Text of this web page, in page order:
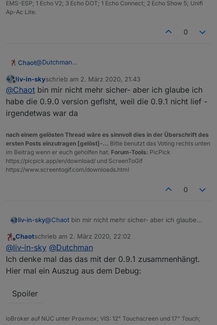
EMS-ESP; 1 Echo V2; 3 Echo DOT; 1 Echo Connect; 2 Echo Show 5; Unifi
Ap-Ac Lite.
0
Chaot@Dutchman
nicht das ganze log voll haben wollte.
Aktuell sieht es nach dem Start so aus:
wled.0	2020-03-02 21:59:49.421	error
wled.0	2020-03-02 21:59:18.699	error
wled.0	2020-03-02 21:58:26.858	error
wled.0	2020-03-02 21:58:12.896	error
wled.0	2020-03-02 21:57:44.763	info	(9307)
wled.0	2020-03-02 21:57:44.676	error
wled.0	2020-03-02 21:57:44.670	error
wled.0	2020-03-02 21:57:44.634	info	(9307)
wled.0	2020-03-02 21:57:44.633	info	(9307)
wled.0	2020-03-02 21:57:44.629	info	(9307)
wled.0	2020-03-02 21:57:44.606	info	(9307)
Adapter ist gün und alle aktiven Controler sind
Offline
liv-in-skyschrieb am 2. März 2020, 21:43
zuletzt editiert von
@Chaot bin mir nicht mehr sicher- aber ich glaube ich
habe die 0.9.0 version geflsht, weil die 0.9.1 nicht lief -
irgendetwas war da
nach einem gelösten Thread wäre es sinnvoll dies in der Überschrift des
ersten Posts einzutragen [gelöst]-... Bitte benutzt das Voting rechts unten
im Beitrag wenn er euch geholfen hat. Forum-Tools: PicPick
https://picpick.app/en/download/ und ScreenToGif
https://www.screentogif.com/downloads.html
0
liv-in-sky@Chaot bin mir nicht mehr sicher- aber ich glaube
lief - irgendetwas war da
Offline
Chaotschrieb am 2. März 2020, 22:02
zuletzt editiert von
@liv-in-sky @Dutchman
Ich denke mal das das mit der 0.9.1 zusammenhängt.
Hier mal ein Auszug aus dem Debug:
Spoiler
ioBroker auf NUC unter Proxmox; VIS: 12" Touchscreen und 17" Touch;